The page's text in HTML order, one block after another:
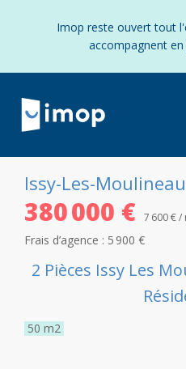
Imop reste ouvert tout
accompagnent
Issy-Les-
380 000 € 7 600 € /
Frais d’agence : 5 900 €
2 Pièces Issy Les
50 m2